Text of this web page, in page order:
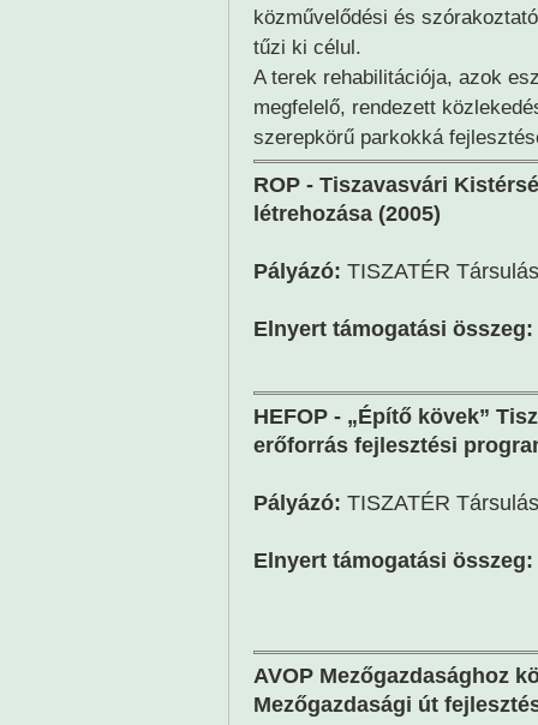
közművelődési és
tűzi ki célul.
A terek rehabilitációja, azok
megfelelő, rendezett
szerepkörű parkokká
ROP - Tiszavasvári
létrehozása (2005)
Pályázó: TISZATÉR Társulás
Elnyert támogatási összeg:
HEFOP - „Építő kövek”
erőforrás fejlesztési
Pályázó: TISZATÉR Társulás
Elnyert támogatási összeg:
AVOP Mezőgazdasághoz
Mezőgazdasági út